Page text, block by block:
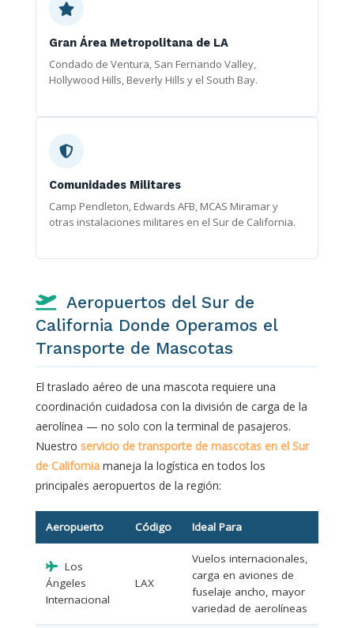
Gran Área Metropolitana de LA
Condado de Ventura, San Fernando Valley,
Hollywood Hills, Beverly Hills y el South Bay.
Comunidades Militares
Camp Pendleton, Edwards AFB, MCAS Miramar y
otras instalaciones militares en el Sur de California.
Aeropuertos del Sur de
California Donde Operamos el
Transporte de Mascotas
El traslado aéreo de una mascota requiere una
coordinación cuidadosa con la división de carga de la
aerolínea — no solo con la terminal de pasajeros.
Nuestro servicio de transporte de mascotas en el Sur
de California maneja la logística en todos los
principales aeropuertos de la región:
Aeropuerto Código Ideal Para
Los
Ángeles
Internacional
LAX
Vuelos internacionales,
carga en aviones de
fuselaje ancho, mayor
variedad de aerolíneas